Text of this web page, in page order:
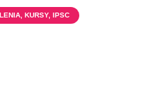
KURSY, IPSC